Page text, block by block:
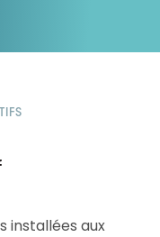
installées aux